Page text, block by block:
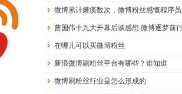
微博累计瘫痪数次，微博粉丝感慨程序员
曹国伟十九大开幕后谈感想:微博逐梦前
在哪儿可以买微博粉丝
新浪微博刷粉丝平台有哪些？谁知道
微博刷粉丝行业是怎么形成的